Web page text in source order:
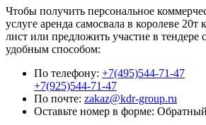
Чтобы получить персональное
услуге аренда самосвала в королеве 20т
лист или предложить участие в тендере
удобным способом:
По телефону: +7(495)544-71-47
+7(925)544-71-47
По почте: zakaz@kdr-group.ru
Оставьте номер в форме: